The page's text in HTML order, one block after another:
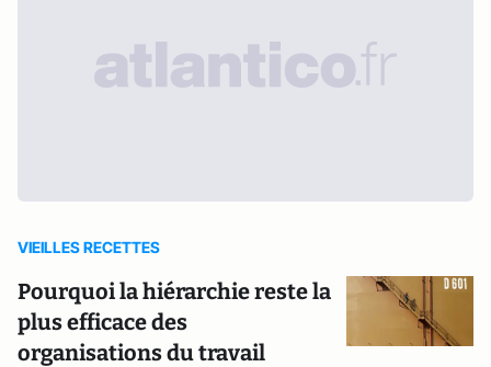
VIEILLES RECETTES
Pourquoi la hiérarchie reste la
plus efficace des
organisations du travail